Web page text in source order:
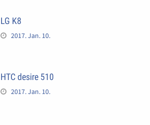
LG K8
2017. Jan. 10.
HTC desire 510
2017. Jan. 10.